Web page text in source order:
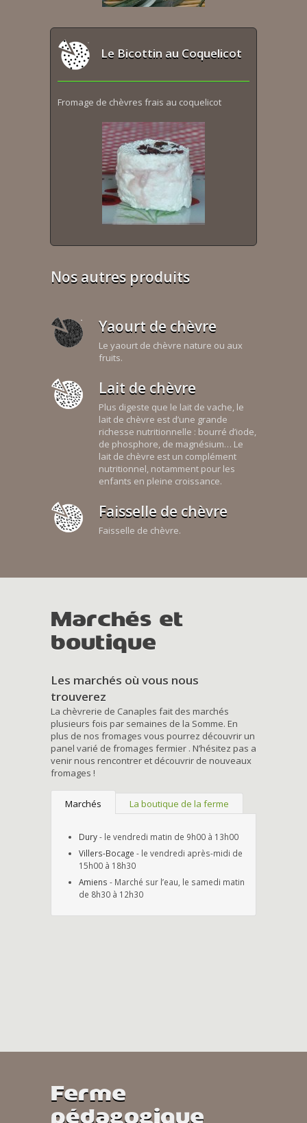
Le Bicottin au Coquelicot
Fromage de chèvres frais au coquelicot
Nos autres produits
Yaourt de chèvre
Le yaourt de chèvre nature ou aux
fruits.
Lait de chèvre
Plus digeste que le lait de vache, le
lait de chèvre est d’une grande
richesse nutritionnelle : bourré d’iode,
de phosphore, de magnésium… Le
lait de chèvre est un complément
nutritionnel, notamment pour les
enfants en pleine croissance.
Faisselle de chèvre
Faisselle de chèvre.
Marchés et
boutique
Les marchés où vous nous
trouverez
La chèvrerie de Canaples fait des marchés
plusieurs fois par semaines de la Somme. En
plus de nos fromages vous pourrez découvrir un
panel varié de fromages fermier . N’hésitez pas a
venir nous rencontrer et découvrir de nouveaux
fromages !
Marchés La boutique de la ferme
Dury- le vendredi matin de 9h00 à 13h00
Villers-Bocage - le vendredi après-midi de
15h00 à 18h30
Amiens - Marché sur l’eau, le samedi matin
de 8h30 à 12h30
Ferme
pédagogique